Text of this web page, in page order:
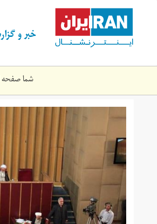
content خبر و
شما صفحه
khbrgn.jpg